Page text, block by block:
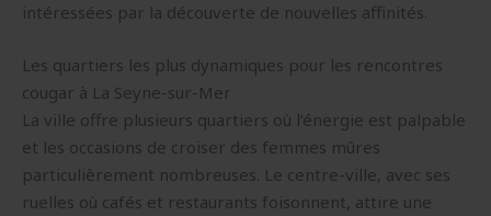
intéressées par la découverte de nouvelles affinités.
Les quartiers les plus dynamiques pour les rencontres
cougar à La Seyne-sur-Mer
La ville offre plusieurs quartiers où l’énergie est palpable
et les occasions de croiser des femmes mûres
particulièrement nombreuses. Le centre-ville, avec ses
ruelles où cafés et restaurants foisonnent, attire une